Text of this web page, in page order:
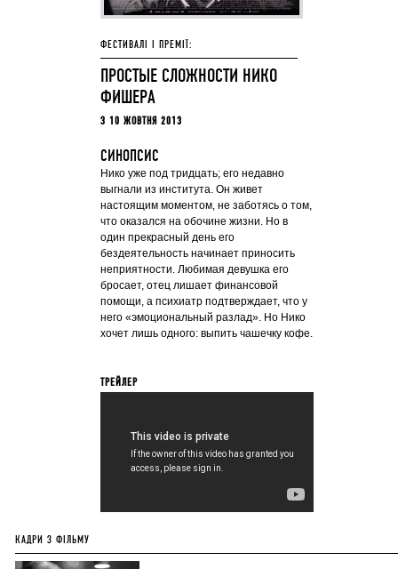
ФЕСТИВАЛІ І ПРЕМІЇ:
ПРОСТЫЕ СЛОЖНОСТИ НИКО
ФИШЕРА
З 10 ЖОВТНЯ 2013
СИНОПСИС
Нико уже под тридцать; его недавно
выгнали из института. Он живет
настоящим моментом, не заботясь о том,
что оказался на обочине жизни. Но в
один прекрасный день его
бездеятельность начинает приносить
неприятности. Любимая девушка его
бросает, отец лишает финансовой
помощи, а психиатр подтверждает, что у
него «эмоциональный разлад». Но Нико
хочет лишь одного: выпить чашечку кофе.
ТРЕЙЛЕР
КАДРИ З ФІЛЬМУ